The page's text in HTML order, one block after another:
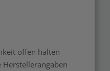
offen halten